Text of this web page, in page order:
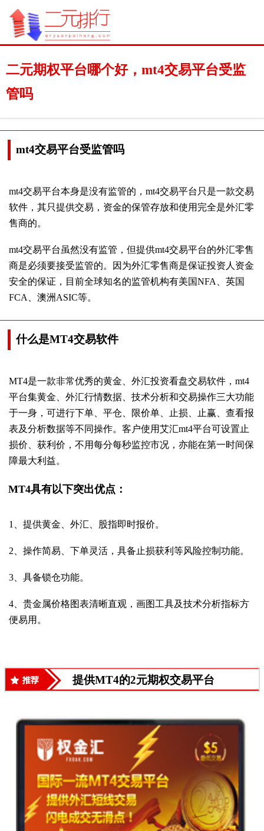
二元期权平台哪个好，mt4交易平台受监
管吗
mt4交易平台受监管吗
mt4交易平台本身是没有监管的，mt4交易平台只是一款交易
软件，其只提供交易，资金的保管存放和使用完全是外汇零
售商的。
mt4交易平台虽然没有监管，但提供mt4交易平台的外汇零售
商是必须要接受监管的。因为外汇零售商是保证投资人资金
安全的保证，目前全球知名的监管机构有美国NFA、英国
FCA、澳洲ASIC等。
什么是MT4交易软件
MT4是一款非常优秀的黄金、外汇投资看盘交易软件，mt4
平台集黄金、外汇行情数据、技术分析和交易操作三大功能
于一身，可进行下单、平仓、限价单、止损、止赢、查看报
表及分析数据等不同操作。客户使用艾汇mt4平台可设置止
损价、获利价，不用每分每秒监控市况，亦能在第一时间保
障最大利益。
MT4具有以下突出优点：
1、提供黄金、外汇、股指即时报价。
2、操作简易、下单灵活，具备止损获利等风险控制功能。
3、具备锁仓功能。
4、贵金属价格图表清晰直观，画图工具及技术分析指标方
便易用。
提供MT4的2元期权交易平台